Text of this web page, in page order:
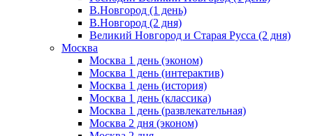
В.Новгород (1 день)
В.Новгород (2 дня)
Великий Новгород и Старая Русса (2 дня)
Москва
Москва 1 день (эконом)
Москва 1 день (интерактив)
Москва 1 день (история)
Москва 1 день (классика)
Москва 1 день (развлекательная)
Москва 2 дня (эконом)